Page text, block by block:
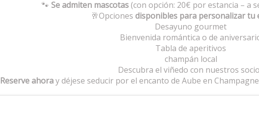
🐾 Se admiten mascotas (con opción: 20€ por estancia – a
🥂Opciones disponibles para personalizar tu
Desayuno gourmet
Bienvenida romántica o de
Tabla de aperitivos
champán local
Descubra el viñedo con nuestros
Reserve ahoray déjese seducir por el encanto de Aube en